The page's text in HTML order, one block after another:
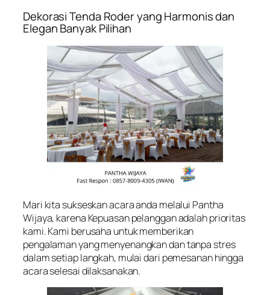
Dekorasi Tenda Roder yang Harmonis dan
Elegan Banyak Pilihan
Mari kita sukseskan acara anda melalui Pantha
Wijaya, karena Kepuasan pelanggan adalah prioritas
kami. Kami berusaha untuk memberikan
pengalaman yang menyenangkan dan tanpa stres
dalam setiap langkah, mulai dari pemesanan hingga
acara selesai dilaksanakan.